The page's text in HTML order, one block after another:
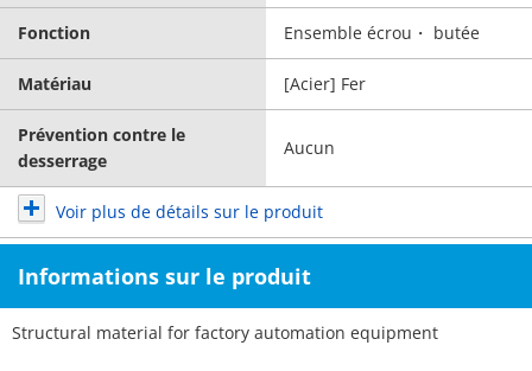
Fonction Ensemble écrou・ butée
Matériau [Acier] Fer
Prévention contre le
desserrage
Aucun
Voir plus de détails sur le produit
Informations sur le produit
Structural material for factory automation equipment